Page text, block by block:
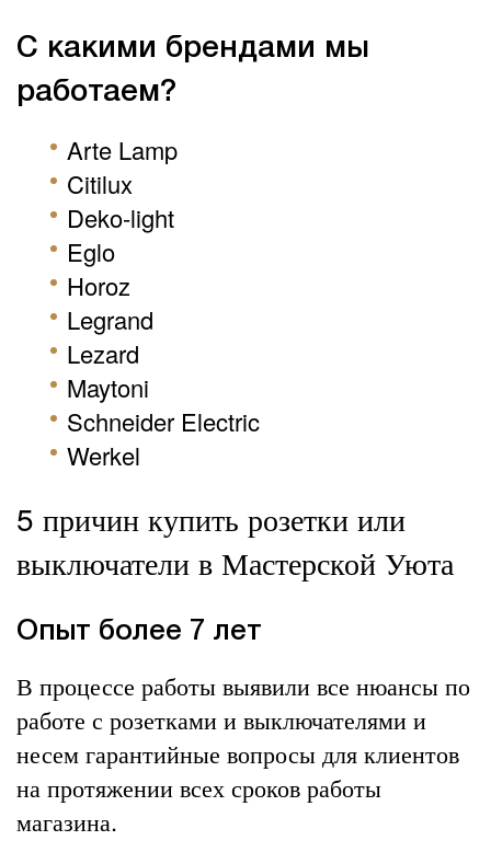
С какими брендами мы
работаем?
Arte Lamp
Citilux
Deko-light
Eglo
Horoz
Legrand
Lezard
Maytoni
Schneider Electric
Werkel
5 причин купить розетки или
выключатели в Мастерской Уюта
Опыт более 7 лет
В процессе работы выявили все нюансы по
работе с розетками и выключателями и
несем гарантийные вопросы для клиентов
на протяжении всех сроков работы
магазина.